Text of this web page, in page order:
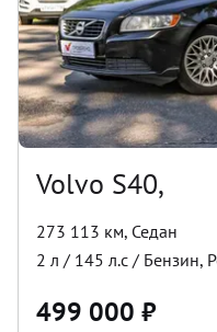
Volvo S40,
273 113 км, Седан
2 л / 145 л.с / Бензин,
499 000 ₽